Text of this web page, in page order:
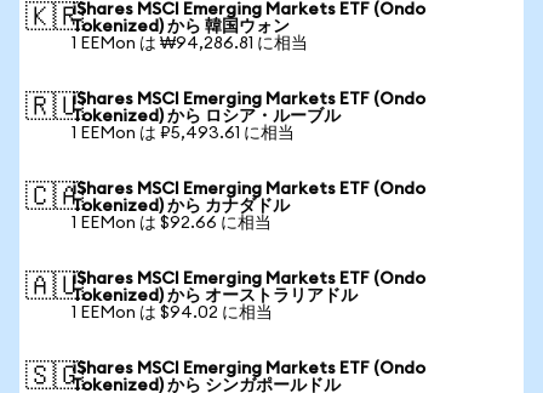
🇰🇷iShares MSCI Emerging Markets ETF (Ondo
Tokenized) から 韓国ウォン
1 EEMon は ₩94,286.81 に相当
🇷🇺iShares MSCI Emerging Markets ETF (Ondo
Tokenized) から ロシア・ルーブル
1 EEMon は ₽5,493.61 に相当
🇨🇦iShares MSCI Emerging Markets ETF (Ondo
Tokenized) から カナダドル
1 EEMon は $92.66 に相当
🇦🇺iShares MSCI Emerging Markets ETF (Ondo
Tokenized) から オーストラリアドル
1 EEMon は $94.02 に相当
🇸🇬iShares MSCI Emerging Markets ETF (Ondo
Tokenized) から シンガポールドル